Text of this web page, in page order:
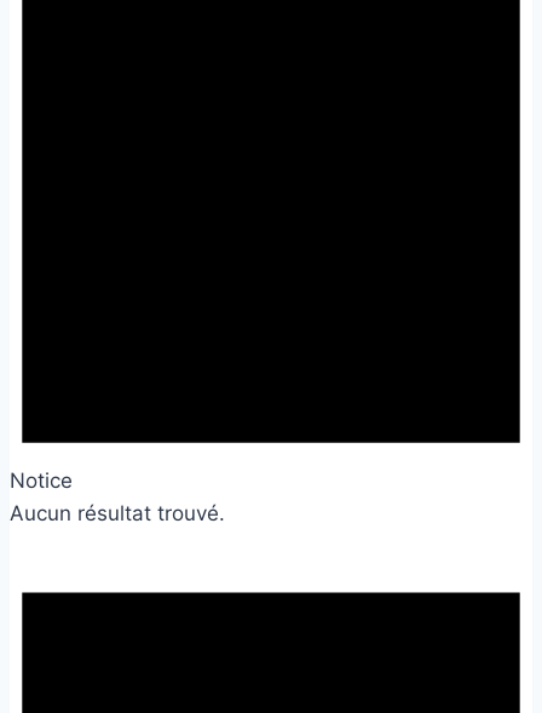
Notice
Aucun résultat trouvé.